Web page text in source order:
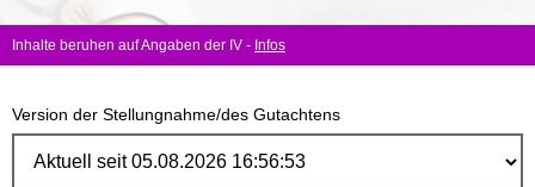
Inhalte beruhen auf Angaben der IV - Infos
Version der Stellungnahme/des Gutachtens